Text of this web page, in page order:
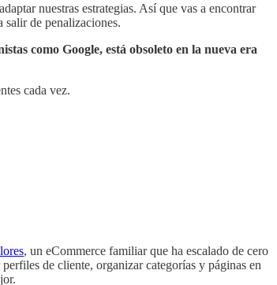
nuestras estrategias. Así que vas a encontrar
de penalizaciones.
como Google, está obsoleto en la nueva era
cada vez.
, un eCommerce familiar que ha escalado de cero
de cliente, organizar categorías y páginas en